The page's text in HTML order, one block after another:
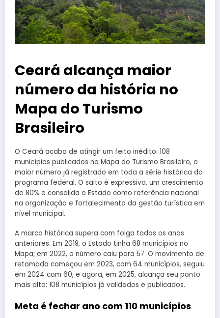
Ceará alcança maior
número da história no
Mapa do Turismo
Brasileiro
O Ceará acaba de atingir um feito inédito: 108
municípios publicados no Mapa do Turismo Brasileiro, o
maior número já registrado em toda a série histórica do
programa federal. O salto é expressivo, um crescimento
de 80% e consolida o Estado como referência nacional
na organização e fortalecimento da gestão turística em
nível municipal.
A marca histórica supera com folga todos os anos
anteriores. Em 2019, o Estado tinha 68 municípios no
Mapa; em 2022, o número caiu para 57. O movimento de
retomada começou em 2023, com 64 municípios, seguiu
em 2024 com 60, e agora, em 2025, alcança seu ponto
mais alto: 108 municípios já validados e publicados.
Meta é fechar ano com 110 municípios